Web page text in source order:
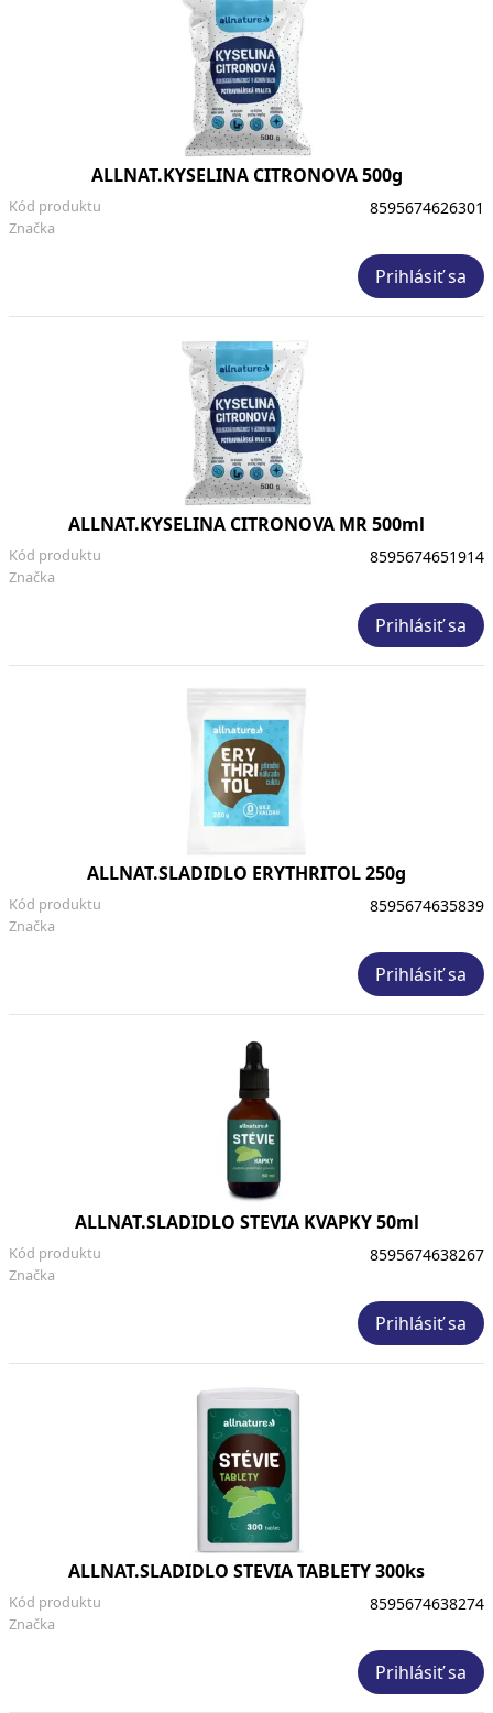
ALLNAT.KYSELINA CITRONOVA 500g
Značka
Kód produktu 8595674626301
Prihlásiť sa
ALLNAT.KYSELINA CITRONOVA MR 500ml
Značka
Kód produktu 8595674651914
Prihlásiť sa
ALLNAT.SLADIDLO ERYTHRITOL 250g
Značka
Kód produktu 8595674635839
Prihlásiť sa
ALLNAT.SLADIDLO STEVIA KVAPKY 50ml
Značka
Kód produktu 8595674638267
Prihlásiť sa
ALLNAT.SLADIDLO STEVIA TABLETY 300ks
Značka
Kód produktu 8595674638274
Prihlásiť sa